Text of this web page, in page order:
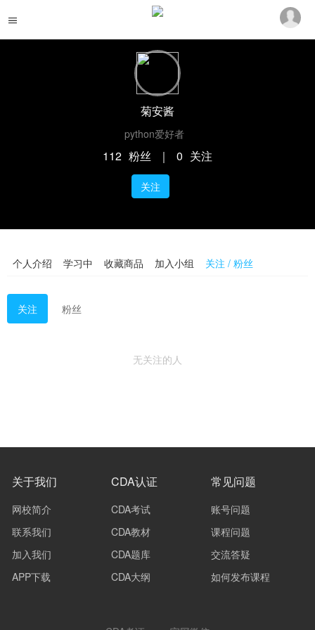
菊安酱
python爱好者
112 粉丝 ｜ 0 关注
关注
个人介绍 学习中 收藏商品 加入小组 关注 / 粉丝
关注 粉丝
无关注的人
关于我们
网校简介
联系我们
加入我们
APP下载
CDA认证
CDA考试
CDA教材
CDA题库
CDA大纲
常见问题
账号问题
课程问题
交流答疑
如何发布课程